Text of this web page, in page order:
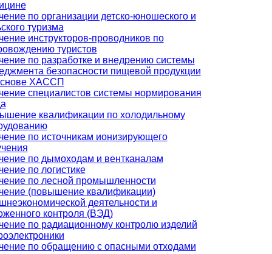
по организации детско-юношеского и
туризма
инструкторов-проводников по
туристов
по разработке и внедрению системы
безопасности пищевой продукции
ХАССП
специалистов системы нормирования
квалификации по холодильному
по источникам ионизирующего
по дымоходам и вентканалам
по логистике
по лесной промышленности
(повышение квалификации)
деятельности и
контроля (ВЭД)
по радиационному контролю изделий
по обращению с опасными отходами